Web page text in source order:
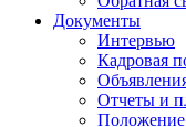
Документы
Интервью
Кадровая
Отчеты и
Положение